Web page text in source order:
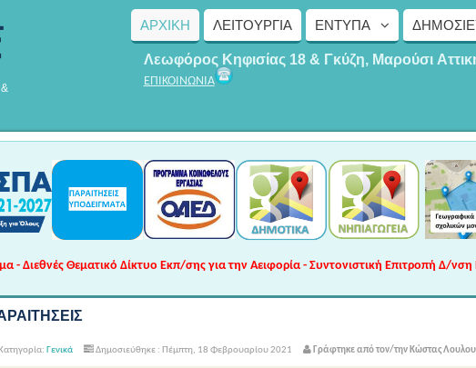
ΑΡΧΙΚΗ ΛΕΙΤΟΥΡΓΊΑ ΈΝΤΥΠΑ
Λεωφόρος Κηφισίας 18 & Γκύζη, Μαρούσι
ΕΠΙΚΟΙΝΩΝΙΑ
- Διεθνές Θεματικό Δίκτυο Εκπ/σης για την Αειφορία - Συντονιστική Επιτροπή Δ/
Γενικά Δημοσιεύθηκε : Πέμπτη, 18 Φεβρουαρίου 2021 Γράφτηκε από τον/την Κώστας